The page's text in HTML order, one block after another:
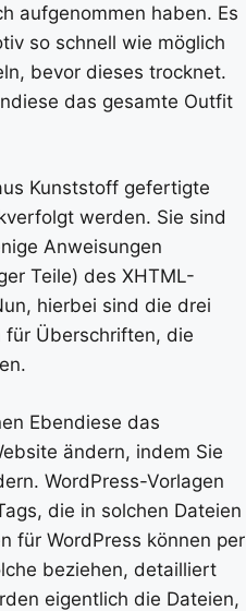
aufgenommen haben. Es
so schnell wie möglich
bevor dieses trocknet.
das gesamte Outfit
Kunststoff gefertigte
werden. Sie sind
Anweisungen
Teile) des XHTML-
hierbei sind die drei
für Überschriften, die
Ebendiese das
ändern, indem Sie
WordPress-Vorlagen
die in solchen Dateien
für WordPress können per
beziehen, detailliert
eigentlich die Dateien,